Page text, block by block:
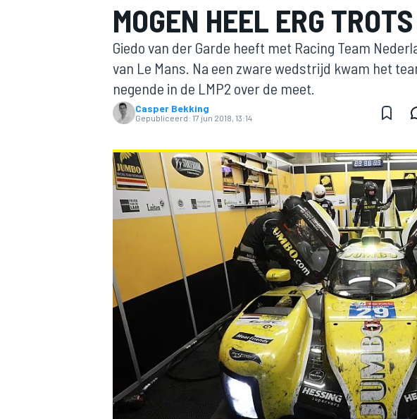
MOTOGP
INDYCAR
MOGEN HEEL ERG
Giedo van der Garde heeft met Racing Team
van Le Mans. Na een zware wedstrijd kwam het
negende in de LMP2 over de meet.
Casper Bekking
Gepubliceerd: 17 jun 2018, 13:14